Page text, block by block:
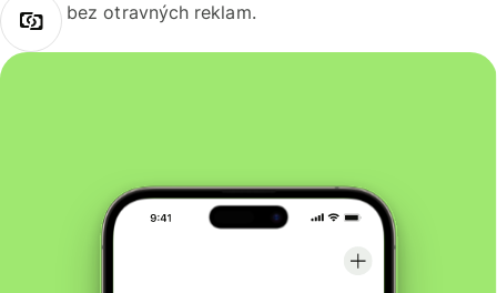
bez otravných reklam.